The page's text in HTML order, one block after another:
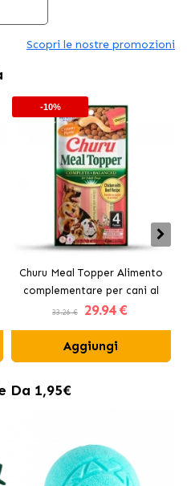
Scopri le nostre promozioni
-10%
Churu Meal Topper Alimento
complementare per cani al
manzo
33.26 € 29.94 €
Aggiungi
Da 1,95€